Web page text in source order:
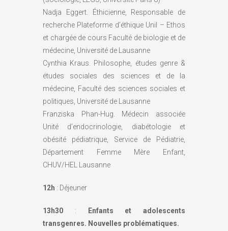
Nadja Eggert. Éthicienne, Responsable de
recherche Plateforme d’éthique Unil – Ethos
et chargée de cours Faculté de biologie et de
médecine, Université de Lausanne
Cynthia Kraus. Philosophe, études genre &
études sociales des sciences et de la
médecine, Faculté des sciences sociales et
politiques, Université de Lausanne
Franziska Phan-Hug. Médecin associée
Unité d’endocrinologie, diabétologie et
obésité pédiatrique, Service de Pédiatrie,
Département Femme Mère Enfant,
CHUV/HEL Lausanne
12h : Déjeuner
13h30 :
Enfants et adolescents
transgenres. Nouvelles problématiques.